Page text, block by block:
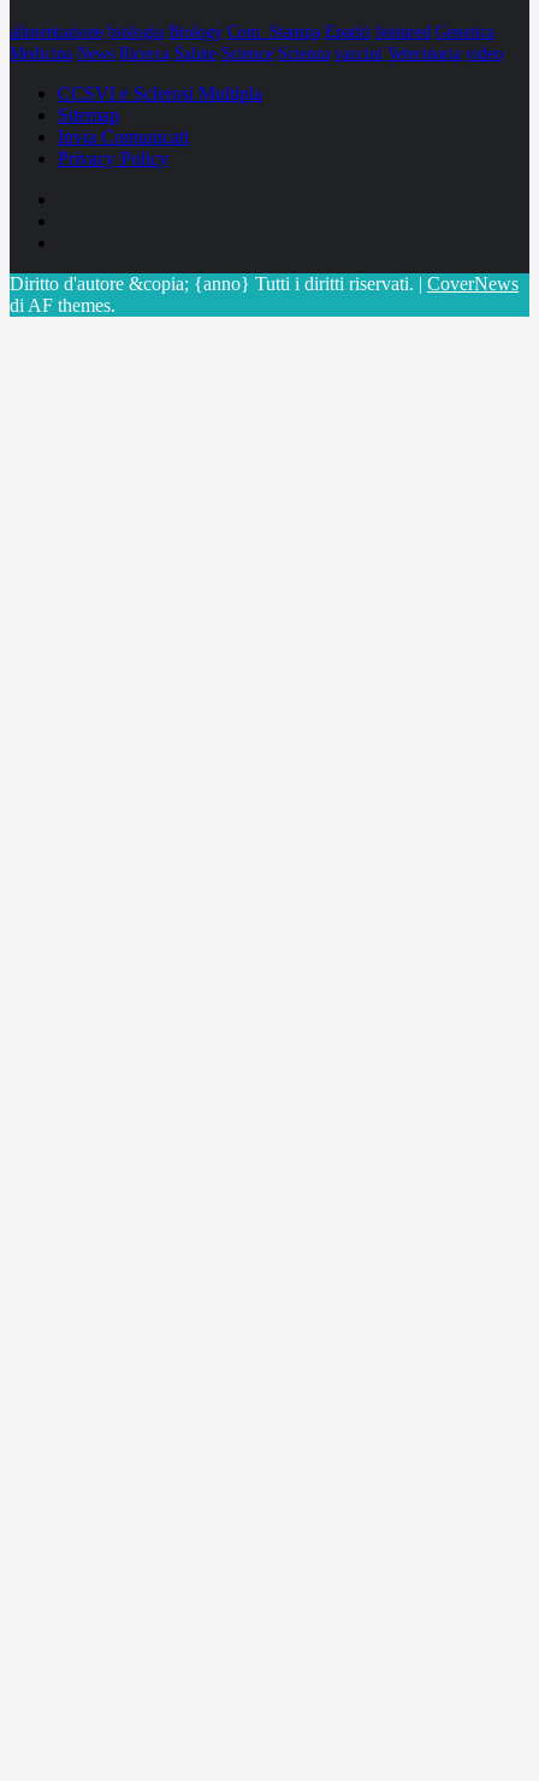
alimentazione biologia Biology Com. Stampa Epatiti featured Genetica
Medicina News Ricerca Salute Science Scienza vaccini Veterinaria video
CCSVI e Sclerosi Multipla
Sitemap
Invia Comunicati
Privacy Policy
Diritto d'autore &copia; {anno} Tutti i diritti riservati. | CoverNews
di AF themes.